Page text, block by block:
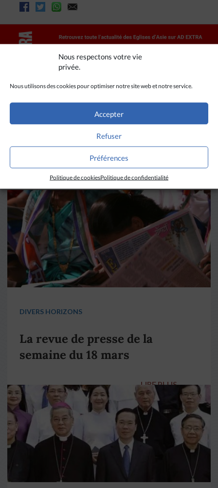
Nous respectons votre vie
privée.
Nous utilisons des cookies pour optimiser notre site web et notre service.
Accepter
Refuser
Préférences
Politique de cookiesPolitique de confidentialité
A LIRE AUSSI
DIVERS HORIZONS
La revue de presse de la
semaine du 18 mars
LIRE PLUS →